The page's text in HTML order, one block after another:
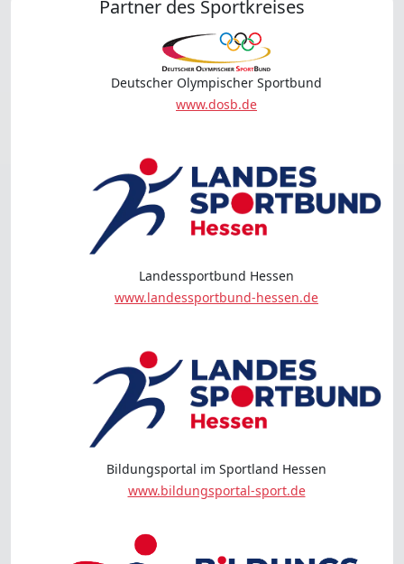
Partner des Sportkreises
Deutscher Olympischer Sportbund
www.dosb.de
Landessportbund Hessen
www.landessportbund-hessen.de
Bildungsportal im Sportland Hessen
www.bildungsportal-sport.de